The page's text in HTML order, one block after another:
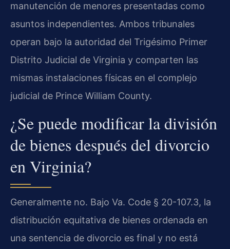
manutención de menores presentadas como
asuntos independientes. Ambos tribunales
operan bajo la autoridad del Trigésimo Primer
Distrito Judicial de Virginia y comparten las
mismas instalaciones físicas en el complejo
judicial de Prince William County.
¿Se puede modificar la división
de bienes después del divorcio
en Virginia?
Generalmente no. Bajo Va. Code § 20-107.3, la
distribución equitativa de bienes ordenada en
una sentencia de divorcio es final y no está